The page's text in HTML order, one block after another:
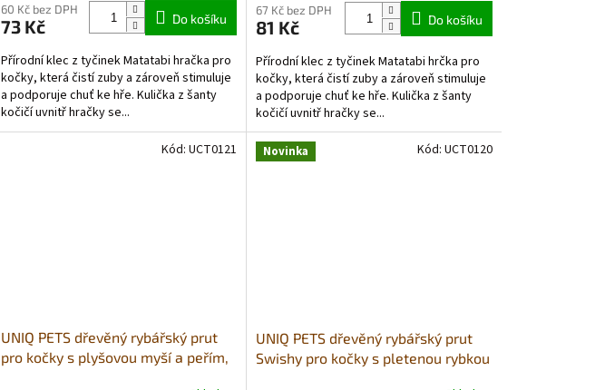
60 Kč bez DPH
73 Kč Do košíku
Přírodní klec z tyčinek Matatabi hračka pro
kočky, která čistí zuby a zároveň stimuluje
a podporuje chuť ke hře. Kulička z šanty
kočičí uvnitř hračky se...
67 Kč bez DPH
81 Kč Do košíku
Přírodní klec z tyčinek Matatabi hrčka pro
kočky, která čistí zuby a zároveň stimuluje
a podporuje chuť ke hře. Kulička z šanty
kočičí uvnitř hračky se...
UNIQ PETS dřevěný rybářský prut
pro kočky s plyšovou myší a peřím,
Kód: UCT0121 Novinka
UNIQ PETS dřevěný rybářský prut
Swishy pro kočky s pletenou rybkou
Kód: UCT0120